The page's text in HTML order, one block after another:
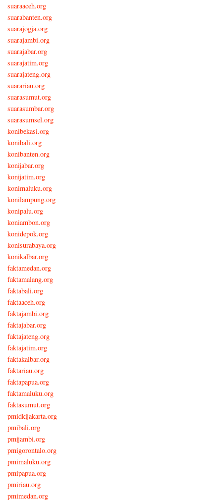
suaraaceh.org
suarabanten.org
suarajogja.org
suarajambi.org
suarajabar.org
suarajatim.org
suarajateng.org
suarariau.org
suarasumut.org
suarasumbar.org
suarasumsel.org
konibekasi.org
konibali.org
konibanten.org
konijabar.org
konijatim.org
konimaluku.org
konilampung.org
konipalu.org
koniambon.org
konidepok.org
konisurabaya.org
konikalbar.org
faktamedan.org
faktamalang.org
faktabali.org
faktaaceh.org
faktajambi.org
faktajabar.org
faktajateng.org
faktajatim.org
faktakalbar.org
faktariau.org
faktapapua.org
faktamaluku.org
faktasumut.org
pmidkijakarta.org
pmibali.org
pmijambi.org
pmigorontalo.org
pmimaluku.org
pmipapua.org
pmiriau.org
pmimedan.org